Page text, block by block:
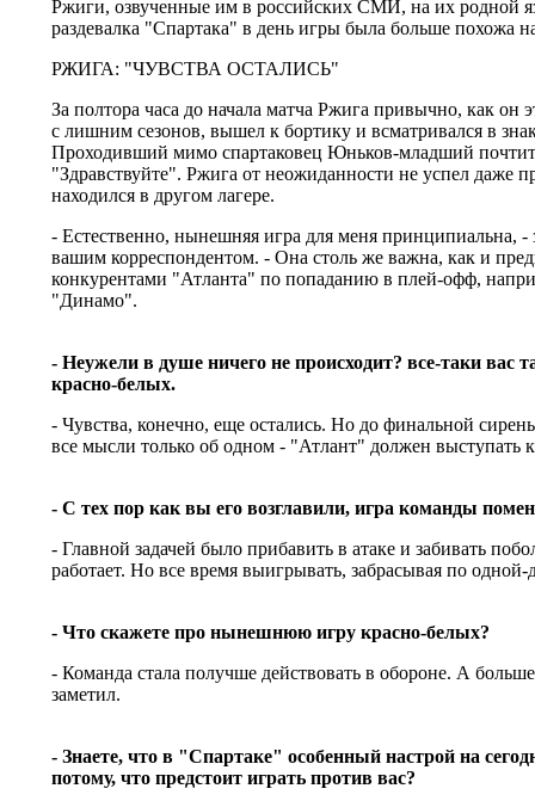
Ржиги, озвученные им в российских СМИ, на их родной
раздевалка "Спартака" в день игры была больше похожа
РЖИГА: "ЧУВСТВА ОСТАЛИСЬ"
За полтора часа до начала матча Ржига привычно, как он
с лишним сезонов, вышел к бортику и всматривался в
Проходивший мимо спартаковец Юньков-младший
"Здравствуйте". Ржига от неожиданности не успел даже
находился в другом лагере.
- Естественно, нынешняя игра для меня принципиальна, -
вашим корреспондентом. - Она столь же важна, как и
конкурентами "Атланта" по попаданию в плей-офф,
"Динамо".
- Неужели в душе ничего не происходит? все-таки вас
красно-белых.
- Чувства, конечно, еще остались. Но до финальной
все мысли только об одном - "Атлант" должен выступать
- С тех пор как вы его возглавили, игра команды
- Главной задачей было прибавить в атаке и забивать
работает. Но все время выигрывать, забрасывая по
- Что скажете про нынешнюю игру красно-белых?
- Команда стала получше действовать в обороне. А
заметил.
- Знаете, что в "Спартаке" особенный настрой на
потому, что предстоит играть против вас?